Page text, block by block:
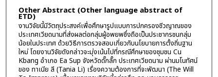
Other Abstract (Other language abstract of
ETD)
งานวิจัยนี้มีวัตถุประสงค์เพื่อศึกษารูปแบบการปกครองชีวญาณของ
ประเทศเวียดนามที่ส่งผลต่อกลุ่มผู้อพยพซึ่งถือเป็นประชากรชนกลุ่ม
น้อยในประเทศ ด้วยวิธีการตรวจสอบเกี่ยวกับนโยบายการตั้งถิ่นฐาน
ใหม่ โดยงานวิจัยดังกล่าวจะมุ่งเน้นไปที่กรณีศึกษาของชุมชน Cu
Kbang อำเภอ Ea Sup จังหวัดดั๊กลั๊ก ประเทศเวียดนาม ผ่านมโนทัศน์
ของ ทาเนีย ลี (Tania Li) เรื่องความต้องการที่จะพัฒนา (The Will